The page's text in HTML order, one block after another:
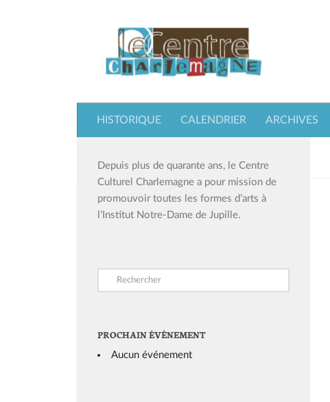
HISTORIQUE CALENDRIER ARCHIVES
Depuis plus de quarante ans, le Centre
Culturel Charlemagne a pour mission de
promouvoir toutes les formes d’arts à
l’Institut Notre-Dame de Jupille.
PROCHAIN ÉVÈNEMENT
Aucun événement